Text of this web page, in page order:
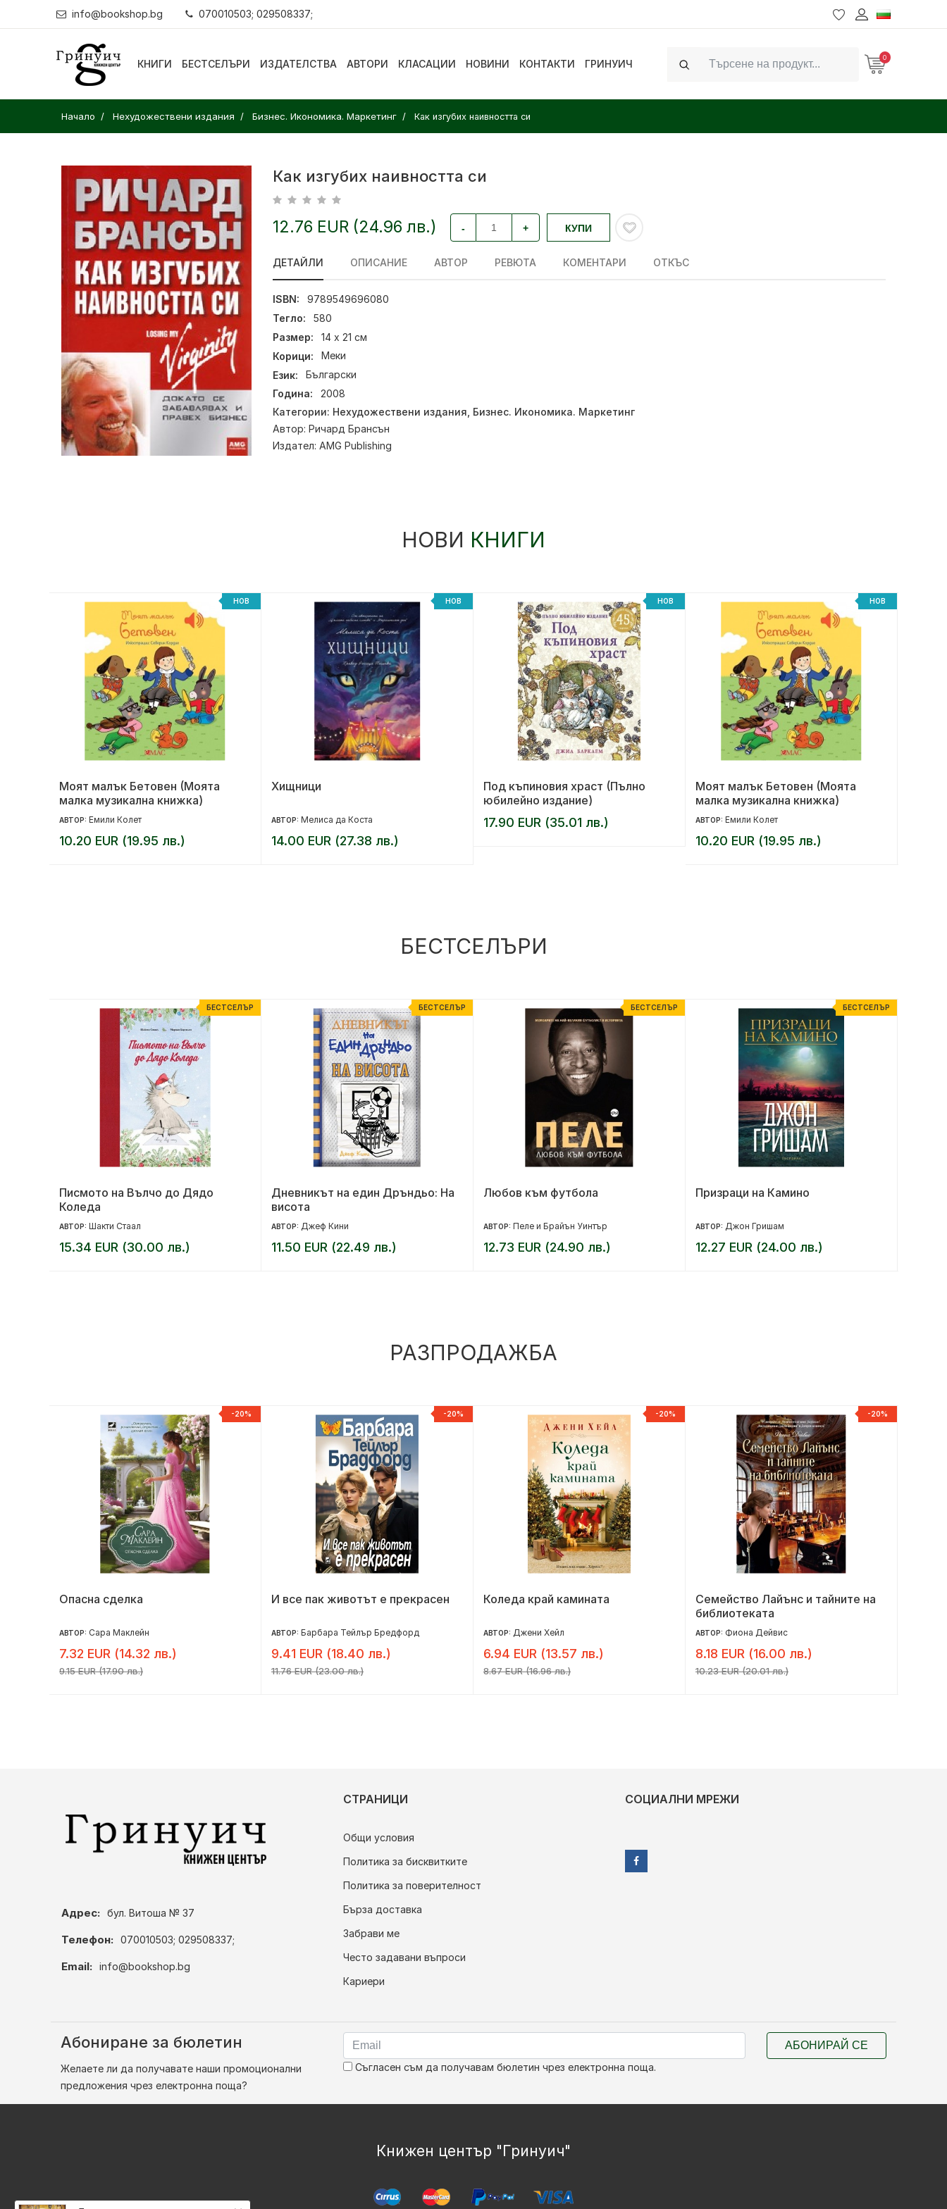
info@bookshop.bg 070010503; 029508337;
КНИГИ БЕСТСЕЛЪРИ ИЗДАТЕЛСТВА АВТОРИ КЛАСАЦИИ НОВИНИ КОНТАКТИ ГРИНУИЧ
Search
0
Начало Нехудожествени издания Бизнес. Икономика. Маркетинг Как изгубих наивността си
Как изгубих наивността си
12.76 EUR (24.96 лв.) - + КУПИ
ДЕТАЙЛИ ОПИСАНИЕ АВТОР РЕВЮТА КОМЕНТАРИ ОТКЪС
ISBN:
9789549696080
Тегло:
580
Размер:
14 х 21 см
Корици:
Меки
Език:
Български
Година:
2008
Категории: Нехудожествени издания Бизнес. Икономика. Маркетинг
Автор: Ричард Брансън
Издател: AMG Publishing
НОВИ КНИГИ
НОВ
Моят малък Бетовен (Моята
малка музикална книжка)
АВТОР: Емили Колет
10.20 EUR (19.95 лв.)
НОВ
Хищници
АВТОР: Мелиса да Коста
14.00 EUR (27.38 лв.)
НОВ
Под къпиновия храст (Пълно
юбилейно издание)
17.90 EUR (35.01 лв.)
НОВ
Моят малък Бетовен (Моята
малка музикална книжка)
АВТОР: Емили Колет
10.20 EUR (19.95 лв.)
БЕСТСЕЛЪРИ
БЕСТСЕЛЪР
Писмото на Вълчо до Дядо
Коледа
АВТОР: Шакти Стаал
15.34 EUR (30.00 лв.)
БЕСТСЕЛЪР
Дневникът на един Дръндьо: На
висота
АВТОР: Джеф Кини
11.50 EUR (22.49 лв.)
БЕСТСЕЛЪР
Любов към футбола
АВТОР: Пеле и Брайън Уинтър
12.73 EUR (24.90 лв.)
БЕСТСЕЛЪР
Призраци на Камино
АВТОР: Джон Гришам
12.27 EUR (24.00 лв.)
РАЗПРОДАЖБА
-20%
Опасна сделка
АВТОР: Сара Маклейн
7.32 EUR (14.32 лв.)
9.15 EUR (17.90 лв.)
-20%
И все пак животът е прекрасен
АВТОР: Барбара Тейлър Бредфорд
9.41 EUR (18.40 лв.)
11.76 EUR (23.00 лв.)
-20%
Коледа край камината
АВТОР: Джени Хейл
6.94 EUR (13.57 лв.)
8.67 EUR (16.96 лв.)
-20%
Семейство Лайънс и тайните на
библиотеката
АВТОР: Фиона Дейвис
8.18 EUR (16.00 лв.)
10.23 EUR (20.01 лв.)
Адрес: бул. Витоша № 37
Телефон: 070010503; 029508337;
Email: info@bookshop.bg
СТРАНИЦИ
Общи условия
Политика за бисквитките
Политика за поверителност
Бърза доставка
Забрави ме
Често задавани въпроси
Кариери
СОЦИАЛНИ МРЕЖИ
Абониране за бюлетин
Желаете ли да получавате наши промоционални
предложения чрез електронна поща?
Съгласен съм да получавам бюлетин чрез електронна поща.
АБОНИРАЙ СЕ
Книжен център "Гринуич"